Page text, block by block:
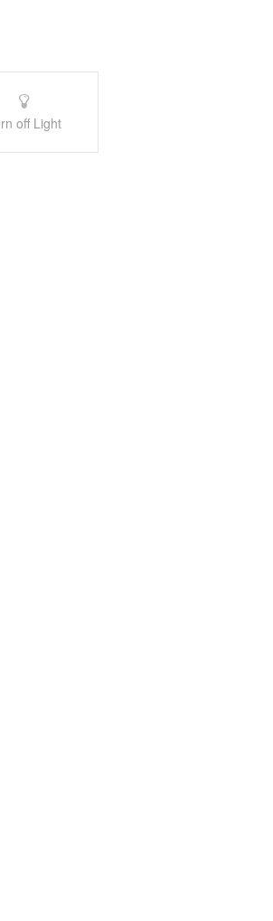
off Light
GmbH- landwirt-media.com
jedes Jahr einiges zu bieten in der
7R Traktoren mit Anhängern von Beco im